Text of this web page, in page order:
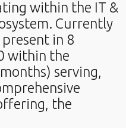
within the IT &
Currently
in 8
within the
serving,
the